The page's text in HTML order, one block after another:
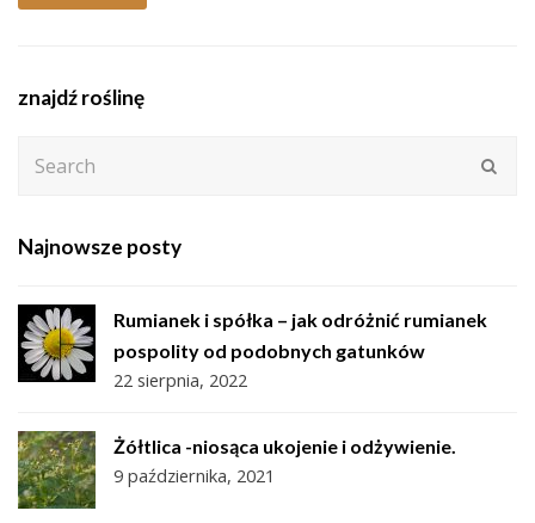
znajdź roślinę
Najnowsze posty
Rumianek i spółka – jak odróżnić rumianek
pospolity od podobnych gatunków
22 sierpnia, 2022
Żółtlica -niosąca ukojenie i odżywienie.
9 października, 2021